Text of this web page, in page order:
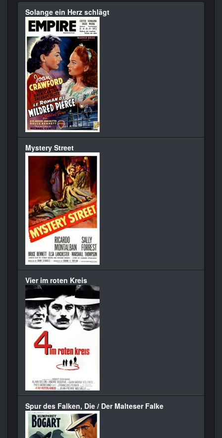
Solange ein Herz schlägt
Mystery Street
Vier im roten Kreis
Spur des Falken, Die / Der Malteser Falke